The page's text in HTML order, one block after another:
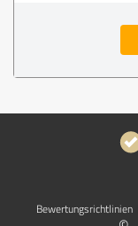
Bewertungs­richtlinien